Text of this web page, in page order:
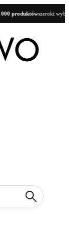
szeroki wybór dla butików👥